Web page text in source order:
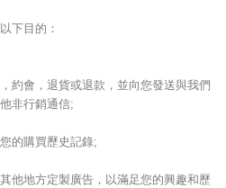
下目的：
約會，退貨或退款，並向您發送與我們
非行銷通信;
的購買歷史記錄;
他地方定製廣告，以滿足您的興趣和歷